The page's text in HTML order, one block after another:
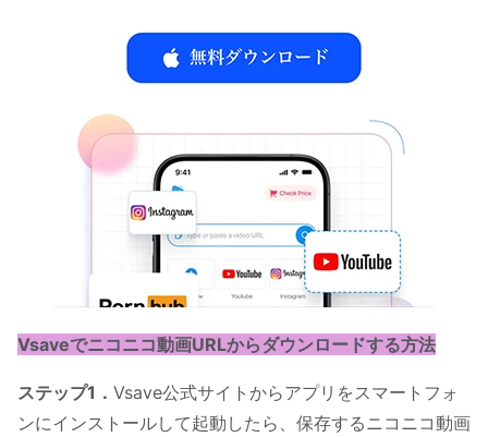
Vsaveでニコニコ動画URLからダウンロードする方法
ステップ1． Vsave公式サイトからアプリをスマートフォ
ンにインストールして起動したら、保存するニコニコ動画